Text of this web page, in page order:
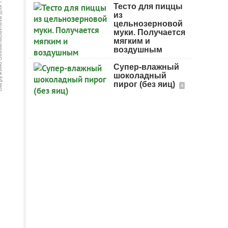
Тесто для пиццы
из
цельнозерновой
муки. Получается
мягким и
воздушным
Супер-влажный
шоколадный
пирог (без яиц)
4